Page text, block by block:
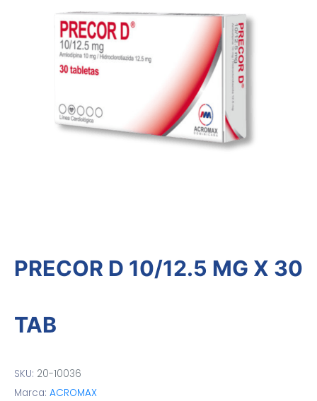
PRECOR D 10/12.5 MG X 30
TAB
SKU: 20-10036
Marca: ACROMAX